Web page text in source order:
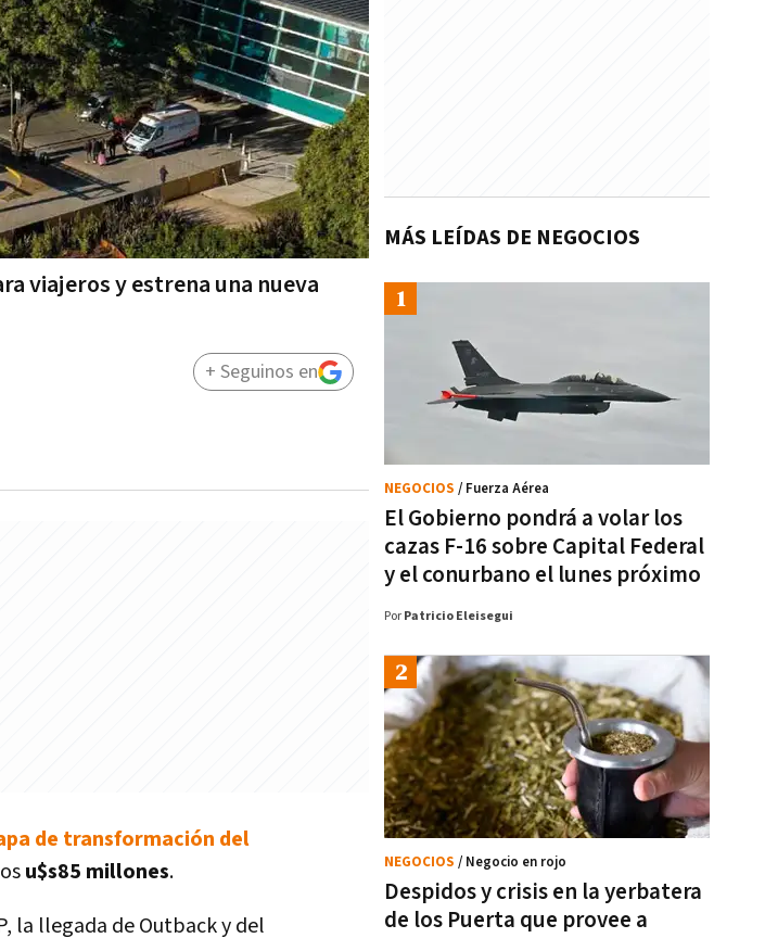
viajeros y estrena una nueva
+ Seguinos en
de transformación del
u$s85 millones.
la llegada de Outback y del
MÁS LEÍDAS DE NEGOCIOS
El Gobierno pondrá a volar los
cazas F-16 sobre Capital Federal
y el conurbano el lunes próximo
NEGOCIOS / Fuerza Aérea
Por Patricio Eleisegui
Despidos y crisis en la yerbatera
de los Puerta que provee a
NEGOCIOS / Negocio en rojo